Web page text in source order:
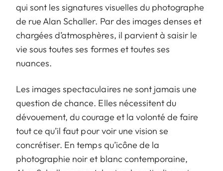
qui sont les signatures visuelles du photographe
de rue Alan Schaller. Par des images denses et
chargées d’atmosphères, il parvient à saisir le
vie sous toutes ses formes et toutes ses
nuances.
Les images spectaculaires ne sont jamais une
question de chance. Elles nécessitent du
dévouement, du courage et la volonté de faire
tout ce qu’il faut pour voir une vision se
concrétiser. En temps qu’icône de la
photographie noir et blanc contemporaine,